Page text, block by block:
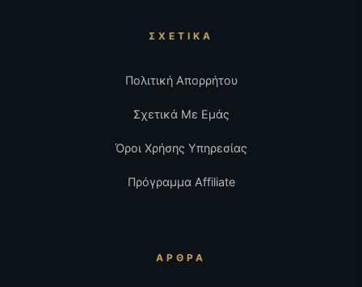
ΣΧΕΤΙΚΆ
Πολιτική Απορρήτου
Σχετικά Με Εμάς
Όροι Χρήσης Υπηρεσίας
Πρόγραμμα Affiliate
ΆΡΘΡΑ